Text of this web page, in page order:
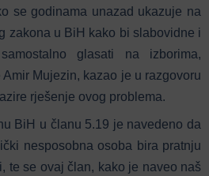
se godinama unazad ukazuje na
zakona u BiH kako bi slabovidne i
glasati na izborima,
Mujezin, kazao je u razgovoru
rješenje ovog problema.
BiH u članu 5.19 je navedeno da
nesposobna osoba bira pratnju
te se ovaj član, kako je naveo naš